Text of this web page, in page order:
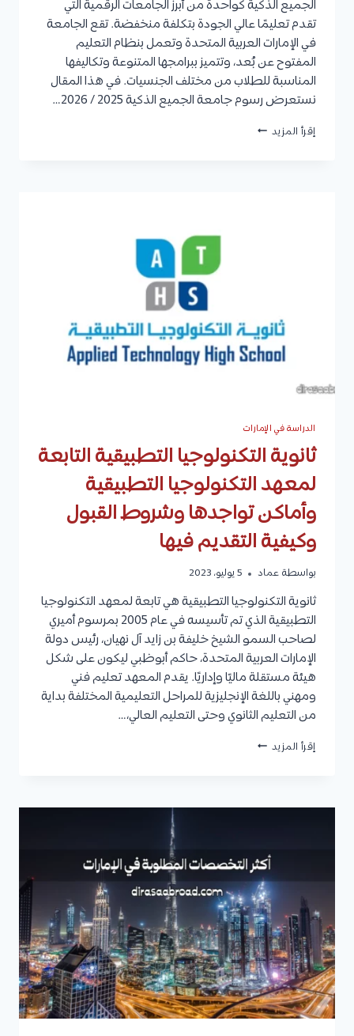
الجميع الذكية كواحدة من أبرز الجامعات الرقمية التي
تقدم تعليمًا عالي الجودة بتكلفة منخفضة. تقع الجامعة
في الإمارات العربية المتحدة وتعمل بنظام التعليم
المفتوح عن بُعد، وتتميز ببرامجها المتنوعة وتكاليفها
المناسبة للطلاب من مختلف الجنسيات. في هذا المقال
نستعرض رسوم جامعة الجميع الذكية 2025 / 2026…
إقرأ المزيد رسوم
الدراسة في الإمارات
ثانوية التكنولوجيا التطبيقية التابعة
لمعهد التكنولوجيا التطبيقية
وأماكن تواجدها وشروط القبول
وكيفية التقديم فيها
بواسطة عماد 5 يوليو، 2023
ثانوية التكنولوجيا التطبيقية هي تابعة لمعهد التكنولوجيا
التطبيقية الذي تم تأسيسه في عام 2005 بمرسوم أميري
لصاحب السمو الشيخ خليفة بن زايد آل نهيان، رئيس دولة
الإمارات العربية المتحدة، حاكم أبوظبي ليكون على شكل
هيئة مستقلة ماليًا وإداريًا. يقدم المعهد تعليم فني
ومهني باللغة الإنجليزية للمراحل التعليمية المختلفة بداية
من التعليم الثانوي وحتى التعليم العالي،…
إقرأ المزيد ثانوية
لمعهد
تواجدها
وشروط
القبول
وكيفية
التقديم
فيها